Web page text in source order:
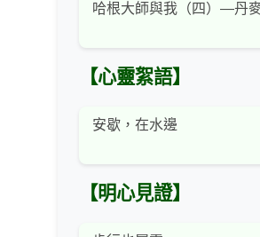
哈根大師與我（四）—丹
【心靈絮語】
安歇，在水邊
【明心見證】